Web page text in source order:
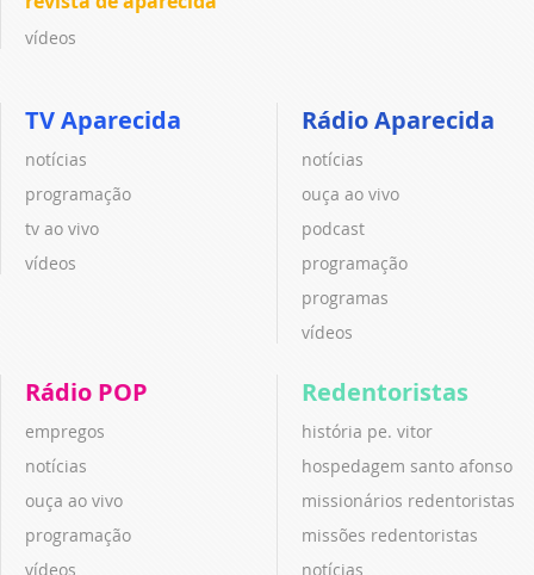
vídeos
TV Aparecida
notícias
programação
tv ao vivo
vídeos
Rádio Aparecida
notícias
ouça ao vivo
podcast
programação
programas
vídeos
Rádio POP
empregos
notícias
ouça ao vivo
programação
vídeos
Redentoristas
história pe. vitor
hospedagem santo afonso
missionários redentoristas
missões redentoristas
notícias